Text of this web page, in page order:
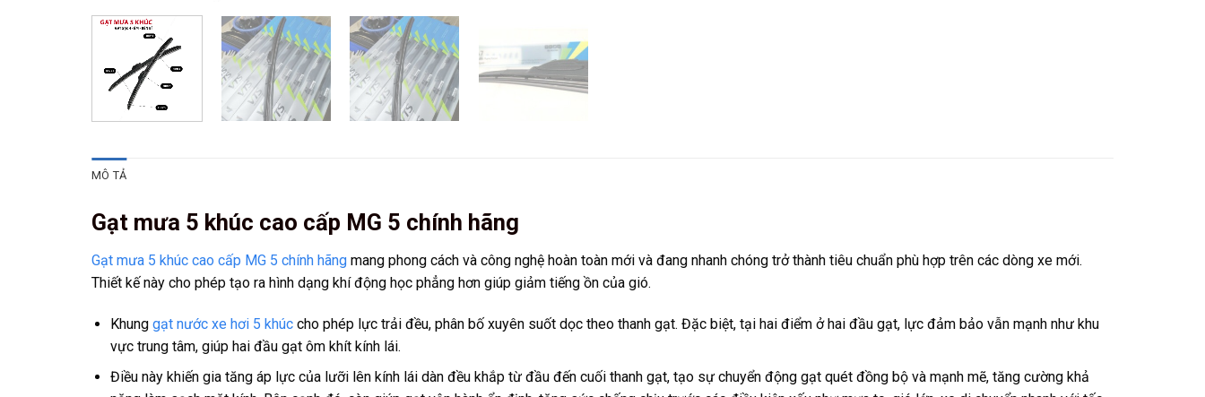
MÔ TẢ
Gạt mưa 5 khúc cao cấp MG 5 chính hãng
Gạt mưa 5 khúc cao cấp MG 5 chính hãng mang phong cách và công nghệ hoàn toàn mới và đang nhanh chóng trở thành tiêu chuẩn phù hợp trên các dòng xe mới.
Thiết kế này cho phép tạo ra hình dạng khí động học phẳng hơn giúp giảm tiếng ồn của gió.
Khung gạt nước xe hơi 5 khúccho phép lực trải đều, phân bố xuyên suốt dọc theo thanh gạt. Đặc biệt, tại hai điểm ở hai đầu gạt, lực đảm bảo vẫn mạnh như khu
vực trung tâm, giúp hai đầu gạt ôm khít kính lái.
Điều này khiến gia tăng áp lực của lưỡi lên kính lái dàn đều khắp từ đầu đến cuối thanh gạt, tạo sự chuyển động gạt quét đồng bộ và mạnh mẽ, tăng cường khả